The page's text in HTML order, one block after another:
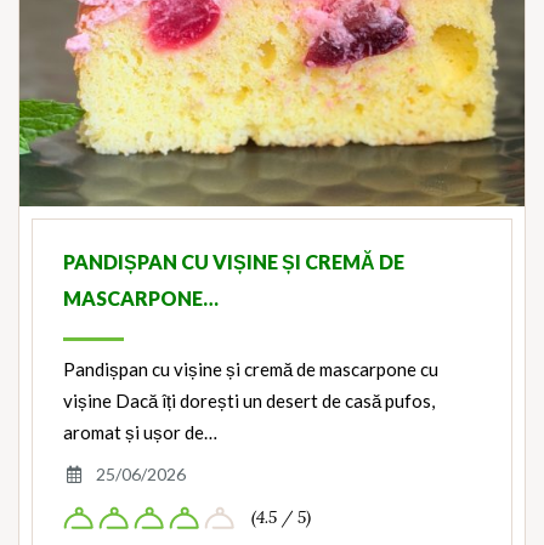
PANDIȘPAN CU VIȘINE ȘI CREMĂ DE
MASCARPONE…
Pandișpan cu vișine și cremă de mascarpone cu
vișine Dacă îți dorești un desert de casă pufos,
aromat și ușor de…
25/06/2026
(4.5 / 5)